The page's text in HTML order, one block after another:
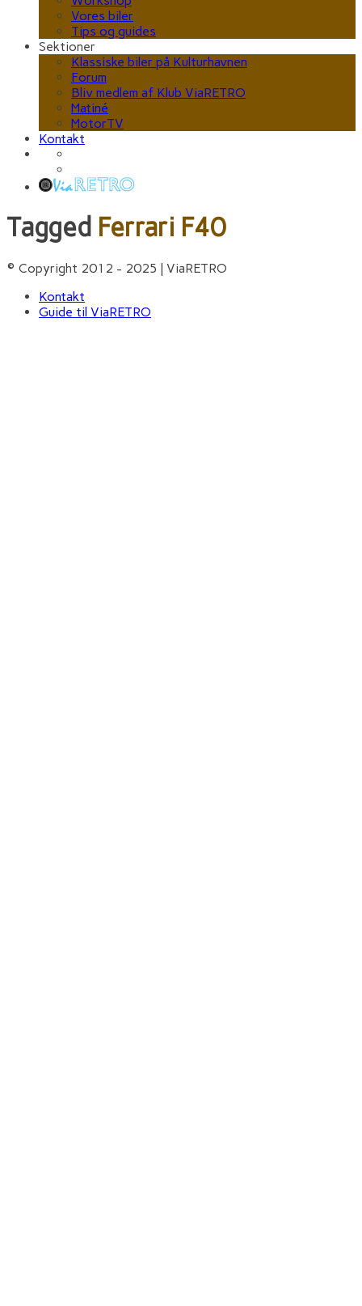
Vores biler
Tips og guides
Sektioner
Klassiske biler på Kulturhavnen
Forum
Bliv medlem af Klub ViaRETRO
Matiné
MotorTV
Kontakt
Tagged Ferrari F40
© Copyright 2012 - 2025 | ViaRETRO
Kontakt
Guide til ViaRETRO